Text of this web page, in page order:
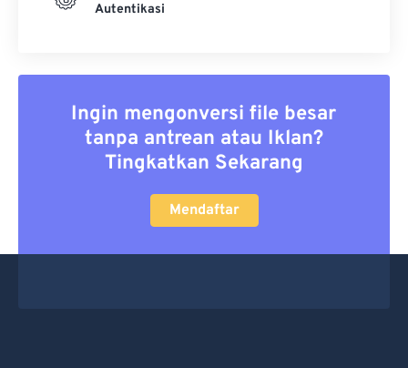
Autentikasi
Ingin mengonversi file besar
tanpa antrean atau Iklan?
Tingkatkan Sekarang
Mendaftar